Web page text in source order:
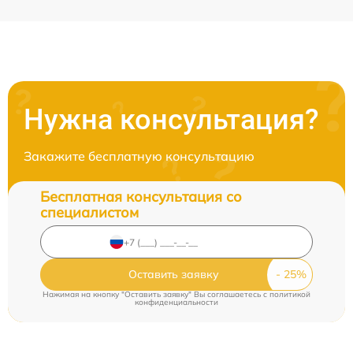
Нужна консультация?
Закажите бесплатную консультацию
Бесплатная консультация со
специалистом
Оставить заявку
Нажимая на кнопку "Оставить заявку" Вы соглашаетесь c политикой
конфиденциальности